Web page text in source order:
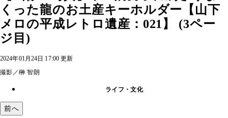
くった龍のお土産キーホルダー【山下
メロの平成レトロ遺産：021】 (3ペー
ジ目)
2024年01月24日 17:00 更新
撮影／榊 智朗
ライフ・文化
前へ